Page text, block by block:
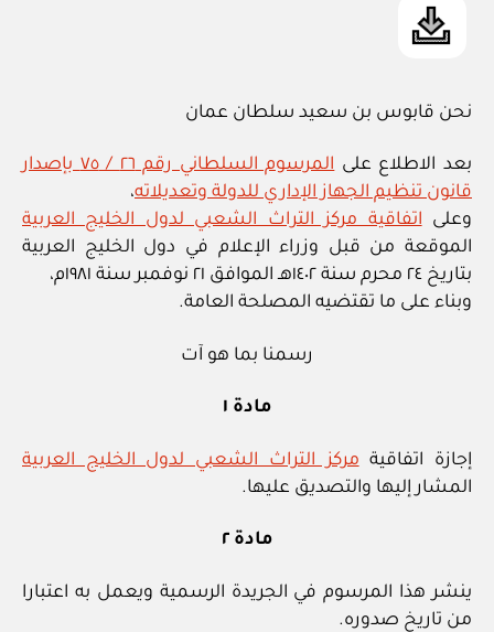
نحن قابوس بن سعيد سلطان عمان
بعد الاطلاع على
المرسوم السلطاني رقم ٢٦ / ٧٥ بإصدار
قانون تنظيم الجهاز الإداري للدولة وتعديلاته،
وعلىاتفاقية مركز التراث الشعبي لدول الخليج العربية
الموقعة من قبل وزراء الإعلام في دول الخليج العربية
بتاريخ ٢٤ محرم سنة ١٤٠٢هـ الموافق ٢١ نوفمبر سنة ١٩٨١م،
وبناء على ما تقتضيه المصلحة العامة.
رسمنا بما هو آت
مادة ١
إجازة اتفاقية مركز التراث الشعبي لدول الخليج العربية
المشار إليها والتصديق عليها.
مادة ٢
ينشر هذا المرسوم في الجريدة الرسمية ويعمل به اعتبارا
من تاريخ صدوره.